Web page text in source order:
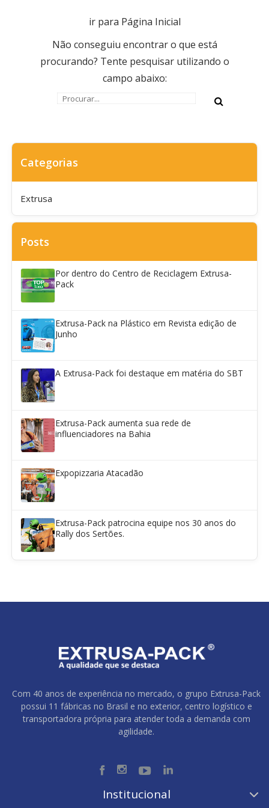
ir para Página Inicial
Não conseguiu encontrar o que está
procurando? Tente pesquisar utilizando o
campo abaixo:
Categorias
Extrusa
Posts
Por dentro do Centro de Reciclagem Extrusa-
Pack
Extrusa-Pack na Plástico em Revista edição de
Junho
A Extrusa-Pack foi destaque em matéria do SBT
Extrusa-Pack aumenta sua rede de
influenciadores na Bahia
Expopizzaria Atacadão
Extrusa-Pack patrocina equipe nos 30 anos do
Rally dos Sertões.
Com 40 anos de experiência no mercado, o grupo Extrusa-Pack
possui 11 fábricas no Brasil e no exterior, centro logístico e
transportadora própria para atender toda a demanda com
agilidade.
Institucional